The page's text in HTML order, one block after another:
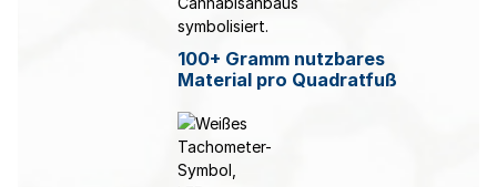
100+ Gramm nutzbares
Material pro Quadratfuß